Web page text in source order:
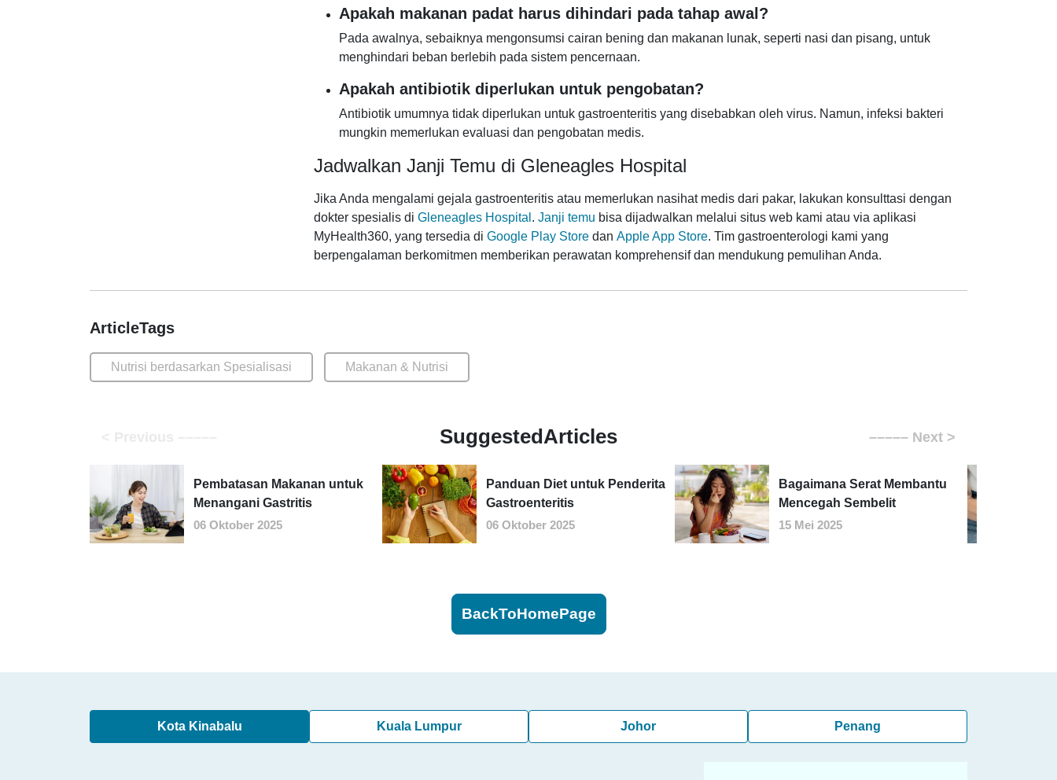
Apakah makanan padat harus dihindari pada tahap awal?
Pada awalnya, sebaiknya mengonsumsi cairan bening dan makanan lunak, seperti nasi dan pisang, untuk
menghindari beban berlebih pada sistem pencernaan.
Apakah antibiotik diperlukan untuk pengobatan?
Antibiotik umumnya tidak diperlukan untuk gastroenteritis yang disebabkan oleh virus. Namun, infeksi bakteri
mungkin memerlukan evaluasi dan pengobatan medis.
Jadwalkan Janji Temu di Gleneagles Hospital
Jika Anda mengalami gejala gastroenteritis atau memerlukan nasihat medis dari pakar, lakukan konsulttasi dengan
dokter spesialis di Gleneagles Hospital . Janji temu bisa dijadwalkan melalui situs web kami atau via aplikasi
MyHealth360, yang tersedia di Google Play Store dan Apple App Store. Tim gastroenterologi kami yang
berpengalaman berkomitmen memberikan perawatan komprehensif dan mendukung pemulihan Anda.
ArticleTags
Nutrisi berdasarkan Spesialisasi Makanan & Nutrisi
SuggestedArticles
Pembatasan Makanan untuk
Menangani Gastritis
06 Oktober 2025
Panduan Diet untuk Penderita
Gastroenteritis
06 Oktober 2025
Bagaimana Serat Membantu
Mencegah Sembelit
15 Mei 2025
BackToHomePage
Kota Kinabalu Kuala Lumpur Johor Penang